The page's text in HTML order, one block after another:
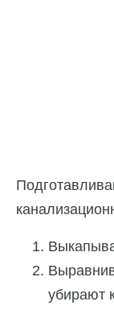
убирают